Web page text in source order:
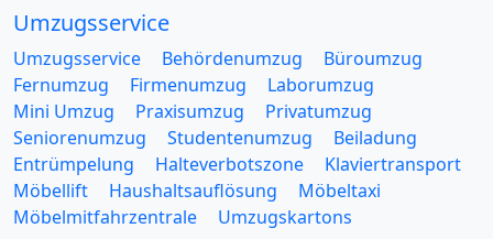
Umzugsservice
Umzugsservice Behördenumzug
Büroumzug
Fernumzug
Firmenumzug
Laborumzug
Mini Umzug
Praxisumzug
Privatumzug
Seniorenumzug
Studentenumzug
Beiladung
Entrümpelung
Halteverbotszone
Klaviertransport
Möbellift
Haushaltsauflösung
Möbeltaxi
Möbelmitfahrzentrale
Umzugskartons